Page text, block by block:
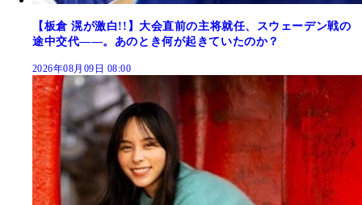
【板倉 滉が激白!!】大会直前の主将就任、スウェーデン戦の
途中交代――。あのとき何が起きていたのか？
2026年08月09日 08:00